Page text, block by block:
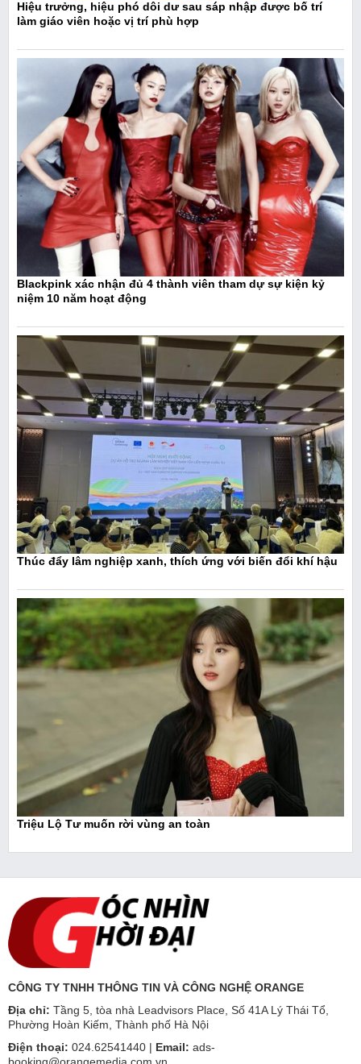
Hiệu trưởng, hiệu phó dôi dư sau sáp nhập được bố trí
làm giáo viên hoặc vị trí phù hợp
Blackpink xác nhận đủ 4 thành viên tham dự sự kiện kỷ
niệm 10 năm hoạt động
Thúc đẩy lâm nghiệp xanh, thích ứng với biến đổi khí hậu
Triệu Lộ Tư muốn rời vùng an toàn
CÔNG TY TNHH THÔNG TIN VÀ CÔNG NGHỆ ORANGE
Địa chỉ: Tầng 5, tòa nhà Leadvisors Place, Số 41A Lý Thái Tổ,
Phường Hoàn Kiếm, Thành phố Hà Nội
Điện thoại: 024.62541440 | Email: ads-